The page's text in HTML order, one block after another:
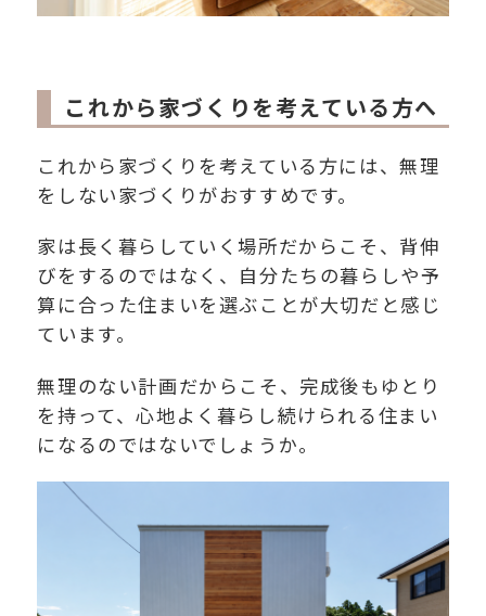
これから家づくりを考えている方へ
これから家づくりを考えている方には、無理
をしない家づくりがおすすめです。
家は長く暮らしていく場所だからこそ、背伸
びをするのではなく、自分たちの暮らしや予
算に合った住まいを選ぶことが大切だと感じ
ています。
無理のない計画だからこそ、完成後もゆとり
を持って、心地よく暮らし続けられる住まい
になるのではないでしょうか。